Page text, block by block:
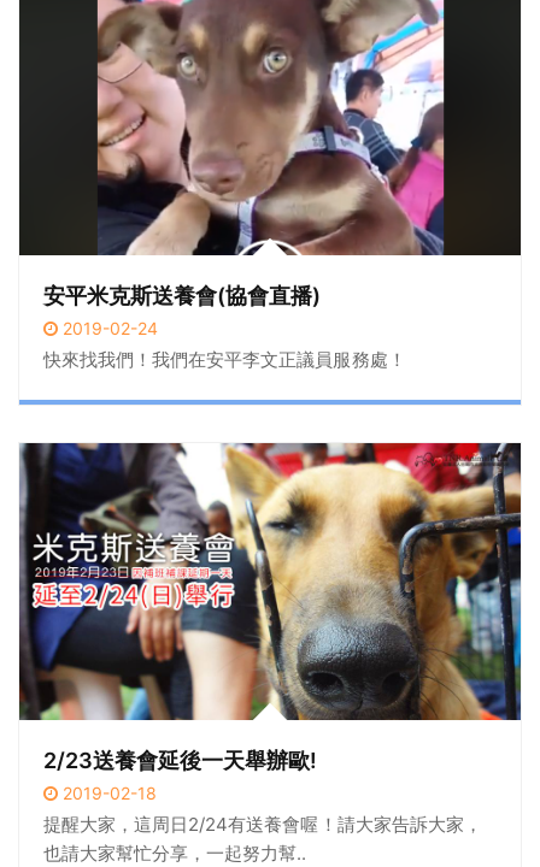
安平米克斯送養會(協會直播)
2019-02-24
快來找我們！我們在安平李文正議員服務處！
2/23送養會延後一天舉辦歐!
2019-02-18
提醒大家，這周日2/24有送養會喔！請大家告訴大家，
也請大家幫忙分享，一起努力幫..